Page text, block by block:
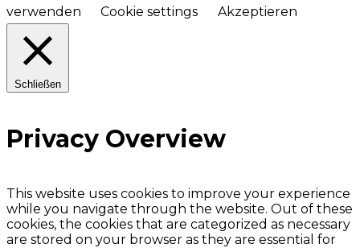
verwenden
Cookie settings Akzeptieren
Schließen
Privacy Overview
This website uses cookies to improve your experience
while you navigate through the website. Out of these
cookies, the cookies that are categorized as necessary
are stored on your browser as they are essential for